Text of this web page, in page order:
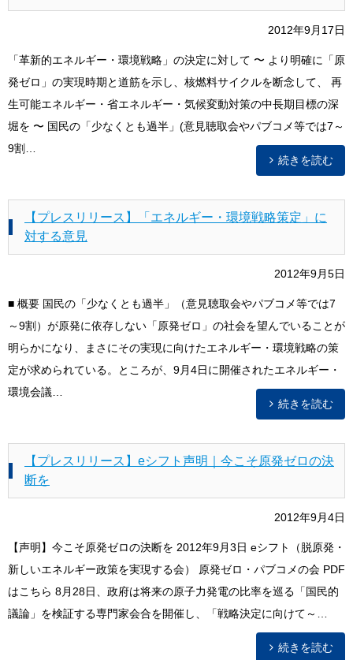
2012年9月17日
「革新的エネルギー・環境戦略」の決定に対して 〜 より明確に「原
発ゼロ」の実現時期と道筋を示し、核燃料サイクルを断念して、 再
生可能エネルギー・省エネルギー・気候変動対策の中長期目標の深
堀を 〜 国民の「少なくとも過半」(意見聴取会やパブコメ等では7～
9割…
続きを読む
【プレスリリース】「エネルギー・環境戦略策定」に
対する意見
2012年9月5日
■ 概要 国民の「少なくとも過半」（意見聴取会やパブコメ等では7
～9割）が原発に依存しない「原発ゼロ」の社会を望んでいることが
明らかになり、まさにその実現に向けたエネルギー・環境戦略の策
定が求められている。ところが、9月4日に開催されたエネルギー・
環境会議…
続きを読む
【プレスリリース】eシフト声明｜今こそ原発ゼロの決
断を
2012年9月4日
【声明】今こそ原発ゼロの決断を 2012年9月3日 eシフト（脱原発・
新しいエネルギー政策を実現する会） 原発ゼロ・パブコメの会 PDF
はこちら 8月28日、政府は将来の原子力発電の比率を巡る「国民的
議論」を検証する専門家会合を開催し、「戦略決定に向けて～…
続きを読む